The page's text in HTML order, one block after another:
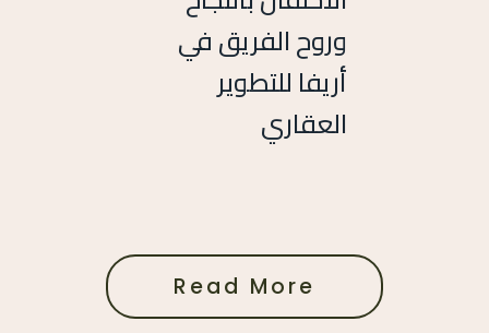
وروح الفريق في
أريفا للتطوير
العقاري
Read More